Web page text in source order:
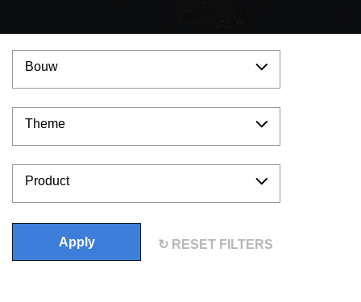
Bouw
Theme
Product
Apply RESET FILTERS